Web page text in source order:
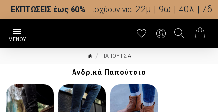
ΕΚΠΤΩΣΕΙΣ έως 60% ισχύουν για: 22μ | 9ω | 40λ | 4δ
ΠΑΠΟΥΤΣΙΑ
Ανδρικά Παπούτσια